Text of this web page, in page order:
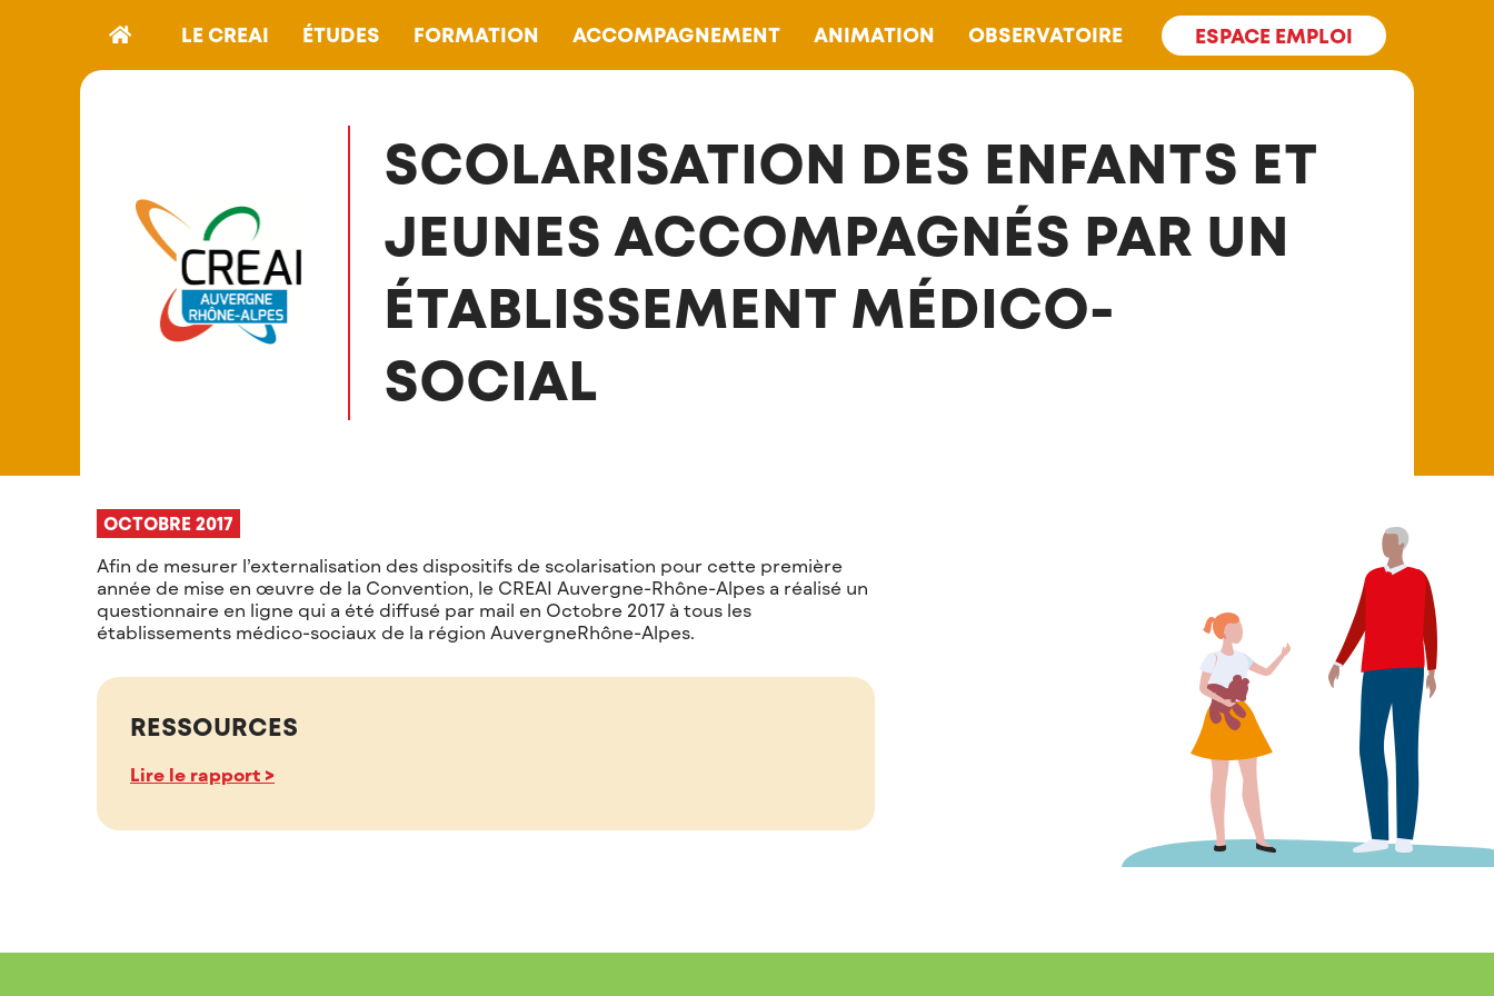
LE CREAI ÉTUDES FORMATION ACCOMPAGNEMENT ANIMATION OBSERVATOIRE ESPACE EMPLOI
SCOLARISATION DES ENFANTS ET
JEUNES ACCOMPAGNÉS PAR UN
ÉTABLISSEMENT MÉDICO-
SOCIAL
OCTOBRE 2017
Afin de mesurer l’externalisation des dispositifs de scolarisation pour cette première
année de mise en œuvre de la Convention, le CREAI Auvergne-Rhône-Alpes a réalisé un
questionnaire en ligne qui a été diffusé par mail en Octobre 2017 à tous les
établissements médico-sociaux de la région AuvergneRhône-Alpes.
RESSOURCES
Lire le rapport >